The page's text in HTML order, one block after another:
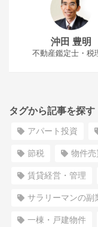
沖田 豊明
不動産鑑定士・税
タグから記事を探す
アパート投資
節税 物件売
賃貸経営・管理
サラリーマンの副
一棟・戸建物件